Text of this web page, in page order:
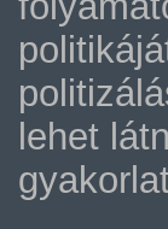
lehet